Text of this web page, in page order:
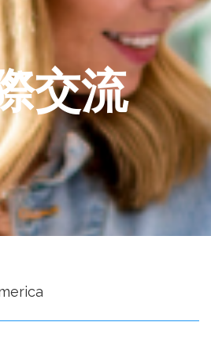
交流